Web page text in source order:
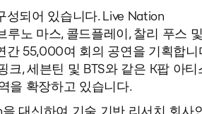
되어 있습니다. Live Nation
루노 마스, 콜드플레이, 찰리 푸스
간 55,000여 회의 공연을 기획합니
크, 세븐틴 및 BTS와 같은 K팝 아티
을 확장하고 있습니다.
대신하여 기술 기반 리서치 회사